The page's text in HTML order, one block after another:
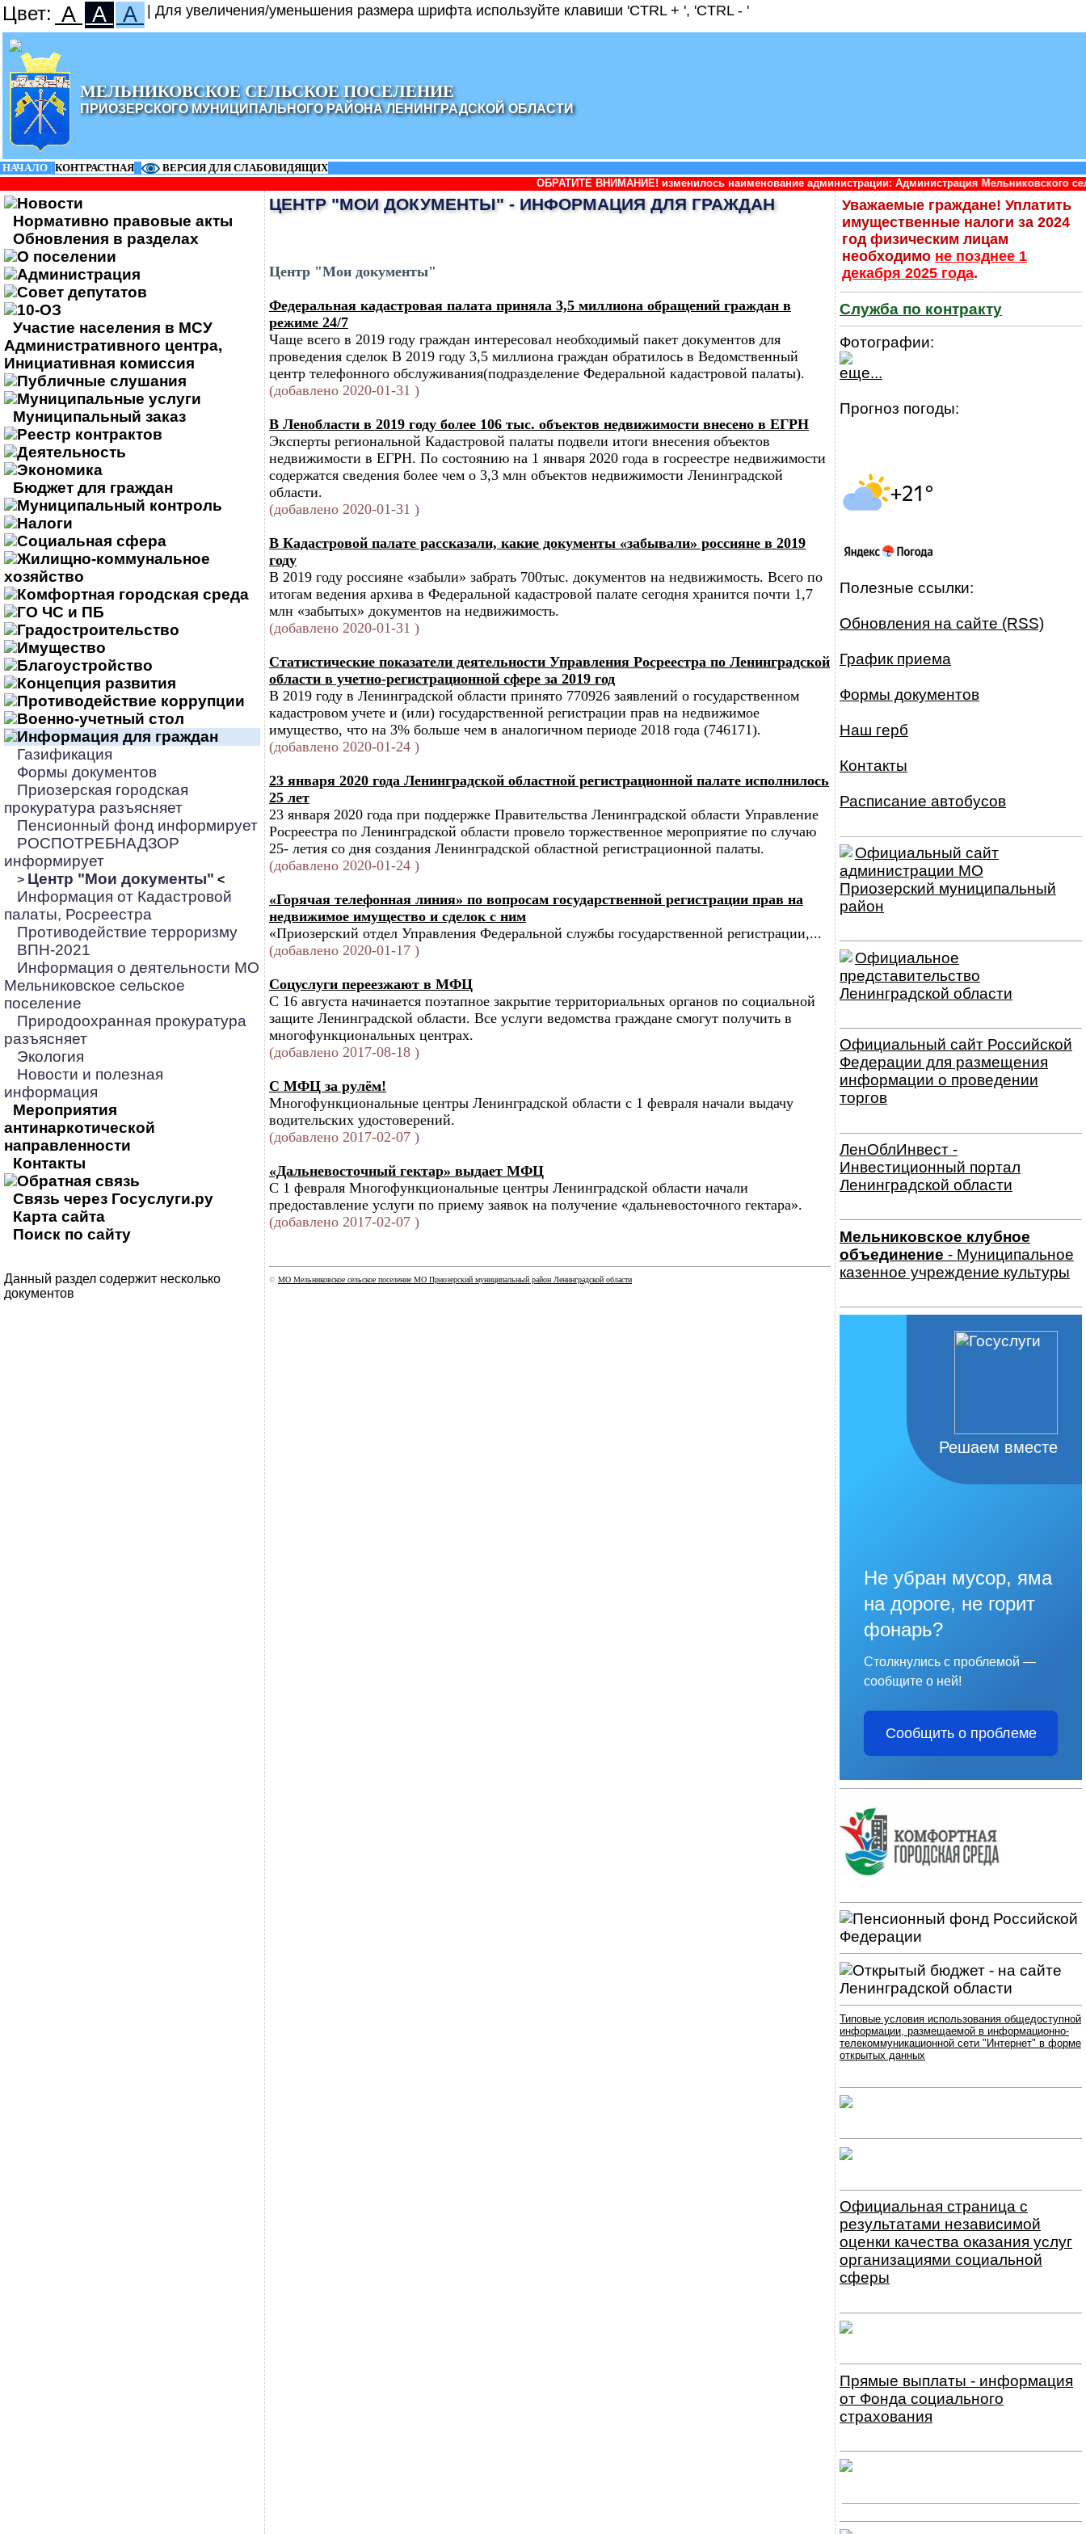
Цвет: A A A | Для увеличения/уменьшения размера шрифта используйте клавиши 'CTRL + ', 'CTRL - '
МЕЛЬНИКОВСКОЕ СЕЛЬСКОЕ ПОСЕЛЕНИЕ
ПРИОЗЕРСКОГО МУНИЦИПАЛЬНОГО РАЙОНА ЛЕНИНГРАДСКОЙ ОБЛАСТИ
НАЧАЛО | КОНТРАСТНАЯ |
ВЕРСИЯ ДЛЯ СЛАБОВИДЯЩИХ
ОБРАТИТЕ ВНИМАНИЕ! изменилось наименование администрации: Администрация Мельниковского сельского
Новости
Нормативно правовые акты
Обновления в разделах
О поселении
Администрация
Совет депутатов
10-ОЗ
Участие населения в МСУ
Административного центра,
Инициативная комиссия
Публичные слушания
Муниципальные услуги
Муниципальный заказ
Реестр контрактов
Деятельность
Экономика
Бюджет для граждан
Муниципальный контроль
Налоги
Социальная сфера
Жилищно-коммунальное
хозяйство
Комфортная городская среда
ГО ЧС и ПБ
Градостроительство
Имущество
Благоустройство
Концепция развития
Противодействие коррупции
Военно-учетный стол
Информация для граждан
Газификация
Формы документов
Приозерская городская
прокуратура разъясняет
Пенсионный фонд информирует
РОСПОТРЕБНАДЗОР
информирует
> Центр "Мои документы" <
Информация от Кадастровой
палаты, Росреестра
Противодействие терроризму
ВПН-2021
Информация о деятельности МО
Мельниковское сельское
поселение
Природоохранная прокуратура
разъясняет
Экология
Новости и полезная
информация
Мероприятия
антинаркотической
направленности
Контакты
Обратная связь
Связь через Госуслуги.ру
Карта сайта
Поиск по сайту
Данный раздел содержит несколько
документов
ЦЕНТР "МОИ ДОКУМЕНТЫ" - ИНФОРМАЦИЯ ДЛЯ ГРАЖДАН
Центр "Мои документы"
Федеральная кадастровая палата приняла 3,5 миллиона обращений граждан в
режиме 24/7
Чаще всего в 2019 году граждан интересовал необходимый пакет документов для
проведения сделок В 2019 году 3,5 миллиона граждан обратилось в Ведомственный
центр телефонного обслуживания(подразделение Федеральной кадастровой палаты).
(добавлено 2020-01-31 )
В Ленобласти в 2019 году более 106 тыс. объектов недвижимости внесено в ЕГРН
Эксперты региональной Кадастровой палаты подвели итоги внесения объектов
недвижимости в ЕГРН. По состоянию на 1 января 2020 года в госреестре недвижимости
содержатся сведения более чем о 3,3 млн объектов недвижимости Ленинградской
области.
(добавлено 2020-01-31 )
В Кадастровой палате рассказали, какие документы «забывали» россияне в 2019
году
В 2019 году россияне «забыли» забрать 700тыс. документов на недвижимость. Всего по
итогам ведения архива в Федеральной кадастровой палате сегодня хранится почти 1,7
млн «забытых» документов на недвижимость.
(добавлено 2020-01-31 )
Статистические показатели деятельности Управления Росреестра по Ленинградской
области в учетно-регистрационной сфере за 2019 год
В 2019 году в Ленинградской области принято 770926 заявлений о государственном
кадастровом учете и (или) государственной регистрации прав на недвижимое
имущество, что на 3% больше чем в аналогичном периоде 2018 года (746171).
(добавлено 2020-01-24 )
23 января 2020 года Ленинградской областной регистрационной палате исполнилось
25 лет
23 января 2020 года при поддержке Правительства Ленинградской области Управление
Росреестра по Ленинградской области провело торжественное мероприятие по случаю
25- летия со дня создания Ленинградской областной регистрационной палаты.
(добавлено 2020-01-24 )
«Горячая телефонная линия» по вопросам государственной регистрации прав на
недвижимое имущество и сделок с ним
«Приозерский отдел Управления Федеральной службы государственной регистрации,...
(добавлено 2020-01-17 )
Соцуслуги переезжают в МФЦ
С 16 августа начинается поэтапное закрытие территориальных органов по социальной
защите Ленинградской области. Все услуги ведомства граждане смогут получить в
многофункциональных центрах.
(добавлено 2017-08-18 )
С МФЦ за рулём!
Многофункциональные центры Ленинградской области с 1 февраля начали выдачу
водительских удостоверений.
(добавлено 2017-02-07 )
«Дальневосточный гектар» выдает МФЦ
С 1 февраля Многофункциональные центры Ленинградской области начали
предоставление услуги по приему заявок на получение «дальневосточного гектара».
(добавлено 2017-02-07 )
© МО Мельниковское сельское поселение МО Приозерский муниципальный район Ленинградской области
Уважаемые граждане! Уплатить
имущественные налоги за 2024
год физическим лицам
необходимо не позднее 1
декабря 2025 года.
Служба по контракту
Фотографии:
еще...
Прогноз погоды:
Полезные ссылки:
Обновления на сайте (RSS)
График приема
Формы документов
Наш герб
Контакты
Расписание автобусов
Официальный сайт
администрации МО
Приозерский муниципальный
район
Официальное
представительство
Ленинградской области
Официальный сайт Российской
Федерации для размещения
информации о проведении
торгов
ЛенОблИнвест -
Инвестиционный портал
Ленинградской области
Мельниковское клубное
объединение - Муниципальное
казенное учреждение культуры
Решаем вместе
Не убран мусор, яма
на дороге, не горит
фонарь?
Столкнулись с проблемой —
сообщите о ней!
Сообщить о проблеме
Типовые условия использования общедоступной
информации, размещаемой в информационно-
телекоммуникационной сети "Интернет" в форме
открытых данных
Официальная страница с
результатами независимой
оценки качества оказания услуг
организациями социальной
сферы
Прямые выплаты - информация
от Фонда социального
страхования